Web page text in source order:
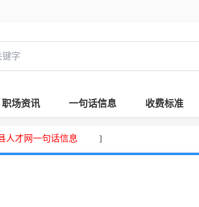
职场资讯 一句话信息 收费标准
人才网一句话信息 ]